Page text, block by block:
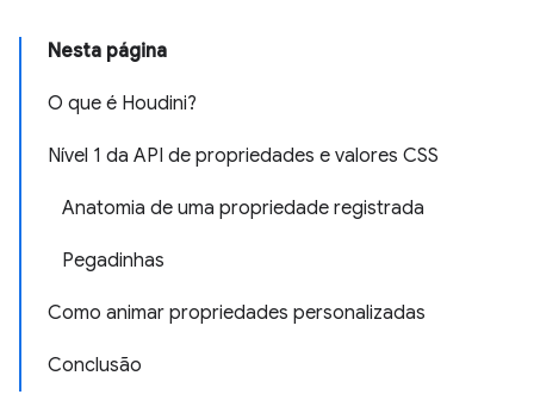
Nesta página
O que é Houdini?
Nível 1 da API de propriedades e valores CSS
Anatomia de uma propriedade registrada
Pegadinhas
Como animar propriedades personalizadas
Conclusão